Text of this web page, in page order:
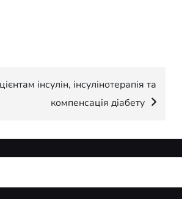
інсулін, інсулінотерапія та
компенсація діабету